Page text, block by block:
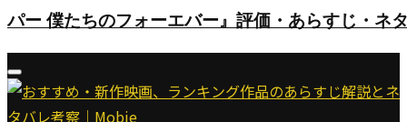
パー 僕たちのフォーエバー』評価・あらすじ・
Primary
Menu